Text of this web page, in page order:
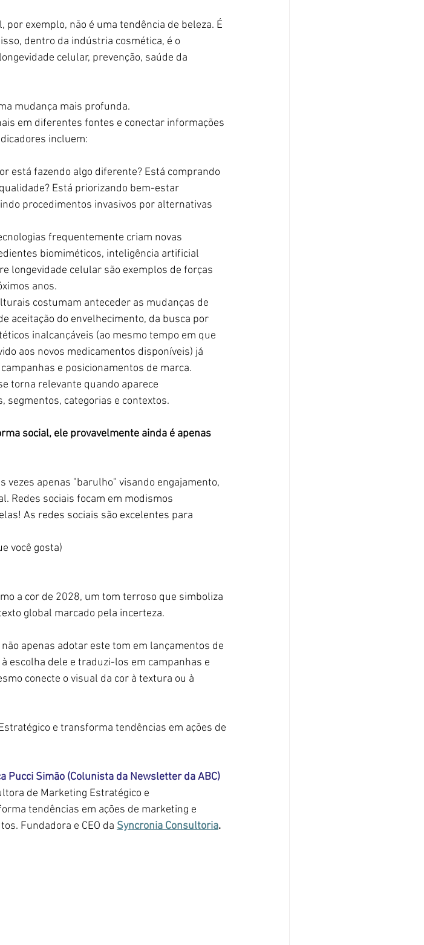
exemplo, não é uma tendência de beleza. É
dentro da indústria cosmética, é o
celular, prevenção, saúde da
mudança mais profunda.
em diferentes fontes e conectar informações
incluem:
está fazendo algo diferente? Está comprando
Está priorizando bem-estar
procedimentos invasivos por alternativas
frequentemente criam novas
biomiméticos, inteligência artificial
longevidade celular são exemplos de forças
anos.
costumam anteceder as mudanças de
aceitação do envelhecimento, da busca por
inalcançáveis (ao mesmo tempo em que
aos novos medicamentos disponíveis) já
e posicionamentos de marca.
torna relevante quando aparece
categorias e contextos.
social, ele provavelmente ainda é apenas
vezes apenas "barulho" visando engajamento,
Redes sociais focam em modismos
As redes sociais são excelentes para
você gosta)
a cor de 2028, um tom terroso que simboliza
global marcado pela incerteza.
apenas adotar este tom em lançamentos de
escolha dele e traduzi-los em campanhas e
conecte o visual da cor à textura ou à
e transforma tendências em ações de
Pucci Simão (Colunista da Newsletter da ABC)
de Marketing Estratégico e
tendências em ações de marketing e
Fundadora e CEO da Syncronia Consultoria.